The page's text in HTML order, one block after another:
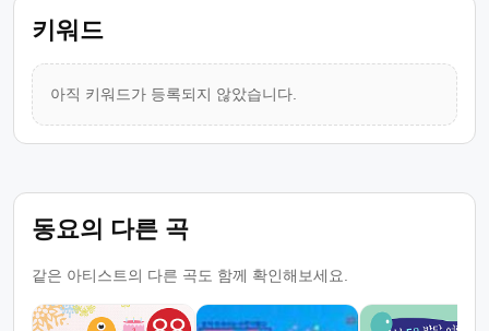
키워드
아직 키워드가 등록되지 않았습니다.
동요의 다른 곡
같은 아티스트의 다른 곡도 함께 확인해보세요.